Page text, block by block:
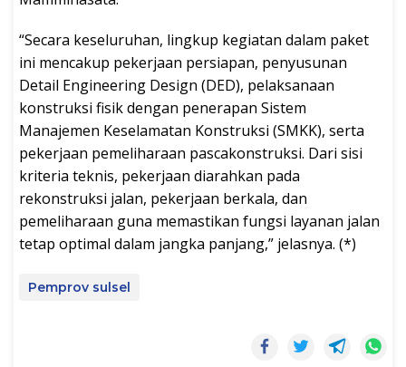
“Secara keseluruhan, lingkup kegiatan dalam paket
ini mencakup pekerjaan persiapan, penyusunan
Detail Engineering Design (DED), pelaksanaan
konstruksi fisik dengan penerapan Sistem
Manajemen Keselamatan Konstruksi (SMKK), serta
pekerjaan pemeliharaan pascakonstruksi. Dari sisi
kriteria teknis, pekerjaan diarahkan pada
rekonstruksi jalan, pekerjaan berkala, dan
pemeliharaan guna memastikan fungsi layanan jalan
tetap optimal dalam jangka panjang,” jelasnya. (*)
Pemprov sulsel